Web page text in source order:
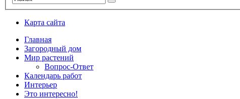
Карта сайта
Главная
Загородный дом
Мир растений
Вопрос-Ответ
Календарь работ
Интерьер
Это интересно!